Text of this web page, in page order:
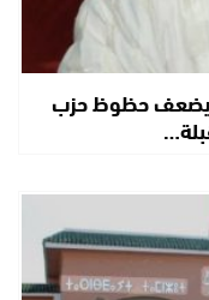
يضعف حظوظ حزب